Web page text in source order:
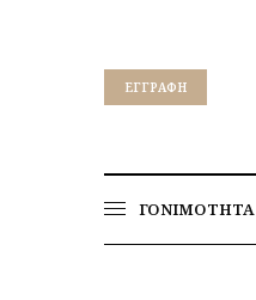
EΓΓΡΑΦΉ
ΓΟΝΙΜΟΤΗΤΑ